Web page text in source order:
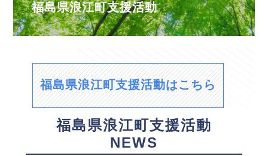
福島県浪江町支援活動
福島県浪江町支援活動はこちら
福島県浪江町支援活動
NEWS